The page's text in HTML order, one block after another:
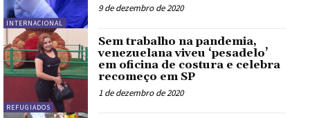
INTERNACIONAL
9 de dezembro de 2020
REFUGIADOS
Sem trabalho na pandemia,
venezuelana viveu ‘pesadelo’
em oficina de costura e celebra
recomeço em SP
1 de dezembro de 2020